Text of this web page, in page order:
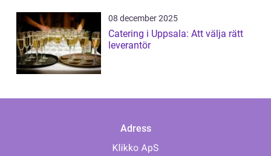
08 december 2025
Catering i Uppsala: Att välja rätt
leverantör
Adress